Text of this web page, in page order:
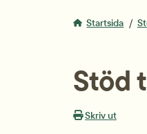
Startsida
Stöd
Skriv ut